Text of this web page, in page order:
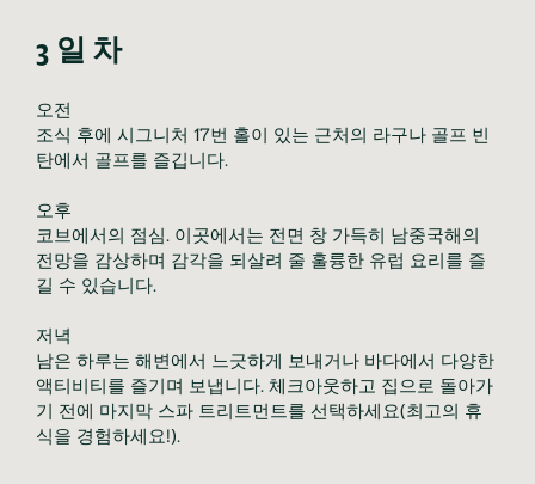
3일차
오전
조식 후에 시그니처 17번 홀이 있는 근처의 라구나 골프 빈
탄에서 골프를 즐깁니다.
오후
코브에서의 점심. 이곳에서는 전면 창 가득히 남중국해의
전망을 감상하며 감각을 되살려 줄 훌륭한 유럽 요리를 즐
길 수 있습니다.
저녁
남은 하루는 해변에서 느긋하게 보내거나 바다에서 다양한
액티비티를 즐기며 보냅니다. 체크아웃하고 집으로 돌아가
기 전에 마지막 스파 트리트먼트를 선택하세요(최고의 휴
식을 경험하세요!).